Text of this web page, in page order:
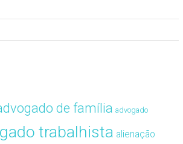
de família advogado
trabalhista alienação